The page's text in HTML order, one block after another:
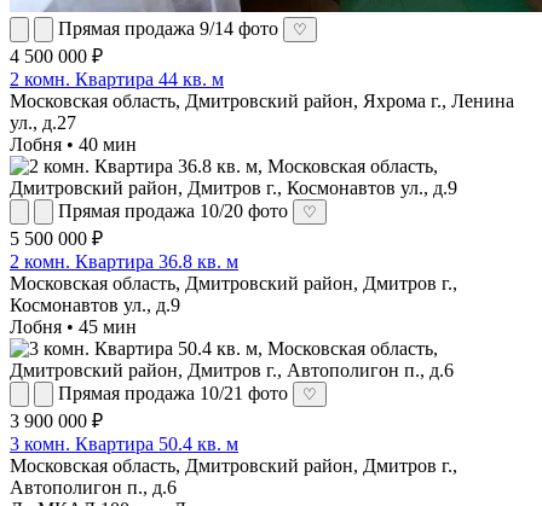
Прямая продажа 9/14 фото ♡
4 500 000 ₽
2 комн. Квартира 44 кв. м
Московская область, Дмитровский район, Яхрома г., Ленина
ул., д.27
Лобня • 40 мин
Прямая продажа 10/20 фото ♡
5 500 000 ₽
2 комн. Квартира 36.8 кв. м
Московская область, Дмитровский район, Дмитров г.,
Космонавтов ул., д.9
Лобня • 45 мин
Прямая продажа 10/21 фото ♡
3 900 000 ₽
3 комн. Квартира 50.4 кв. м
Московская область, Дмитровский район, Дмитров г.,
Автополигон п., д.6